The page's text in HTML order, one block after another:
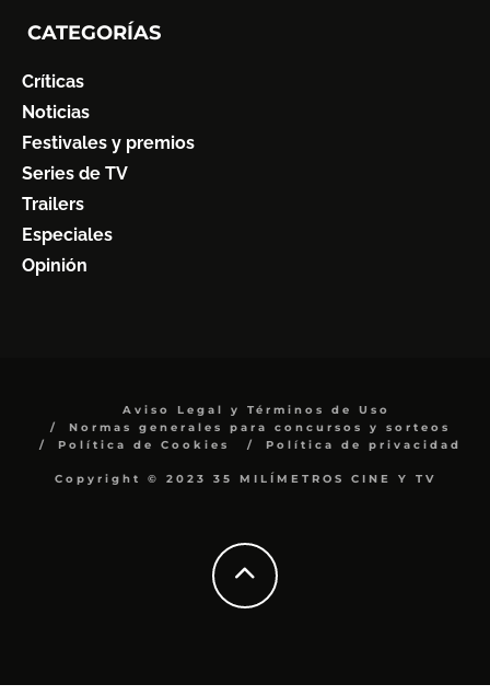
CATEGORÍAS
Críticas
Noticias
Festivales y premios
Series de TV
Trailers
Especiales
Opinión
Aviso Legal y Términos de Uso
Normas generales para concursos y sorteos
Política de Cookies
Política de privacidad
Copyright © 2023 35 MILÍMETROS CINE Y TV